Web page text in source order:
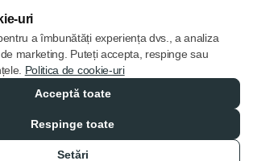
© 2013 – 2026 ECOM
uri
a îmbunătăți experiența dvs., a analiza
marketing. Puteți accepta, respinge sau
Politica de cookie-uri
Acceptă toate
Respinge toate
Setări